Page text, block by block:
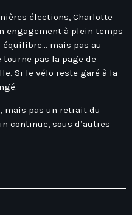
élections, Charlotte
engagement à plein temps
mais pas au
tourne pas la page de
Si le vélo reste garé à la
mais pas un retrait du
continue, sous d’autres